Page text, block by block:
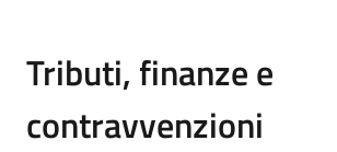
Tributi, finanze e
contravvenzioni